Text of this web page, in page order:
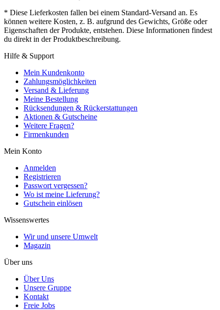
* Diese Lieferkosten fallen bei einem Standard-Versand an. Es
können weitere Kosten, z. B. aufgrund des Gewichts, Größe oder
Eigenschaften der Produkte, entstehen. Diese Informationen findest
du direkt in der Produktbeschreibung.
Hilfe & Support
Mein Kundenkonto
Zahlungsmöglichkeiten
Versand & Lieferung
Meine Bestellung
Rücksendungen & Rückerstattungen
Aktionen & Gutscheine
Weitere Fragen?
Firmenkunden
Mein Konto
Anmelden
Registrieren
Passwort vergessen?
Wo ist meine Lieferung?
Gutschein einlösen
Wissenswertes
Wir und unsere Umwelt
Magazin
Über uns
Über Uns
Unsere Gruppe
Kontakt
Freie Jobs